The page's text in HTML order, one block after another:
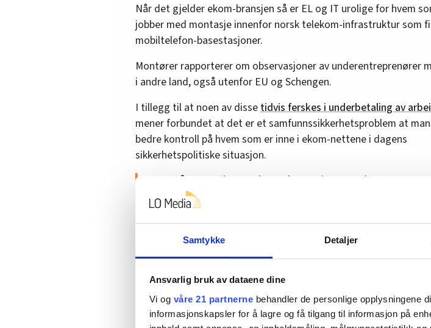
Samtykke Detaljer
Ansvarlig bruk av dataene dine
Vi og våre 21 partnerne behandler de personlige opplysningene
informasjonskapsler for å lagre og få tilgang til informasjon på
Når det gjelder ekom-bransjen så er EL og IT urolige for hvem
jobber med montasje innenfor norsk telekom-infrastruktur som
mobiltelefon-basestasjoner.
Montører rapporterer om observasjoner av underentreprenører
i andre land, også utenfor EU og Schengen.
I tillegg til at noen av disse tidvis ferskes i underbetaling av
mener forbundet at det er et samfunnssikkerhetsproblem at
bedre kontroll på hvem som er inne i ekom-nettene i dagens
sikkerhetspolitiske situasjon.
Les også:
«Utro tjenere» kan sabotere internett i Norge
–Vi får meldinger om at det er folk som ikke burde har vært ute
ekom-nettet som er der, og vi må stramme opp så vi har kontroll
som jobber i ekom-nettet. Vårt svar på det er at man må ha for
Elektriker er et beskyttet fag, der en må ha fagbrev for å
lovlig. Det samme har telekom-miljøene i EL og IT ønsket
faget i en årrekke.